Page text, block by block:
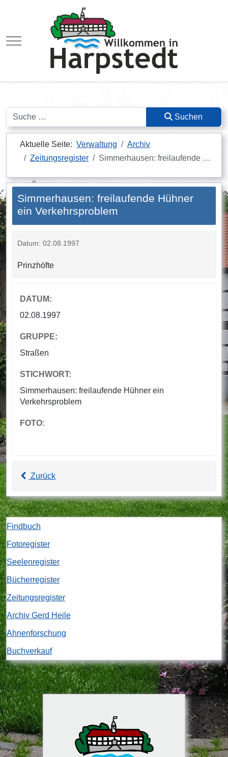
Mobile Menu Toggle
Suchen Suchen
Aktuelle Seite: Verwaltung
Archiv
Zeitungsregister
Simmerhausen: freilaufende …
Simmerhausen: freilaufende Hühner
ein Verkehrsproblem
Datum: 02.08.1997
Prinzhöfte
DATUM:
02.08.1997
GRUPPE:
Straßen
STICHWORT:
Simmerhausen: freilaufende Hühner ein
Verkehrsproblem
FOTO:
Zurück
Findbuch
Fotoregister
Seelenregister
Bücherregister
Zeitungsregister
Archiv Gerd Heile
Ahnenforschung
Buchverkauf